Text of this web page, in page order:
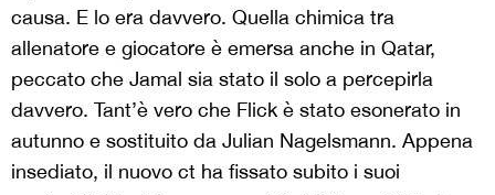
causa. E lo era davvero. Quella chimica tra
allenatore e giocatore è emersa anche in Qatar,
peccato che Jamal sia stato il solo a percepirla
davvero. Tant’è vero che Flick è stato esonerato in
autunno e sostituito da Julian Nagelsmann. Appena
insediato, il nuovo ct ha fissato subito i suoi